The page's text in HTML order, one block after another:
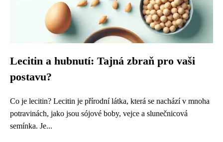
Lecitin a hubnutí: Tajná zbraň pro vaši
postavu?
Co je lecitin? Lecitin je přírodní látka, která se nachází v mnoha
potravinách, jako jsou sójové boby, vejce a slunečnicová
semínka. Je...